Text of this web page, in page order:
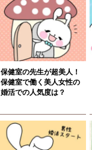
保健室の先生が超美人！
保健室で働く美人女性の
婚活での人気度は？